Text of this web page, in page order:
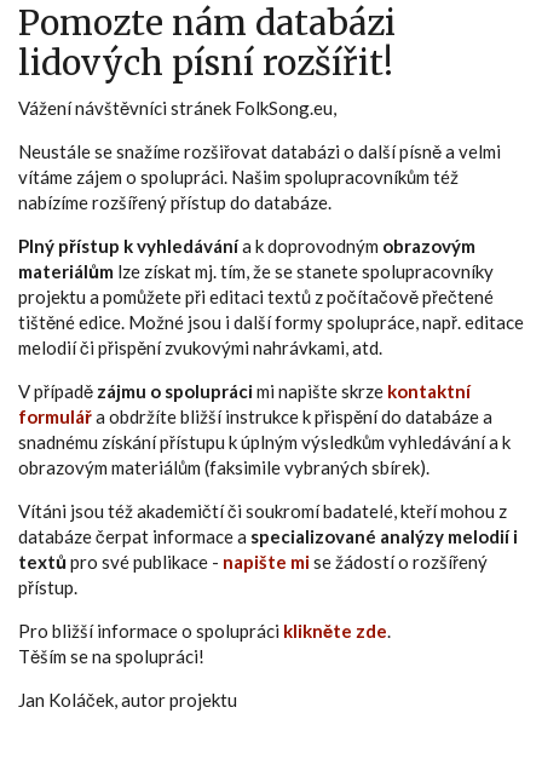
Pomozte nám databázi
lidových písní rozšířit!
Vážení návštěvníci stránek FolkSong.eu,
Neustále se snažíme rozšiřovat databázi o další písně a velmi
vítáme zájem o spolupráci. Našim spolupracovníkům též
nabízíme rozšířený přístup do databáze.
Plný přístup k vyhledávánía k doprovodným obrazovým
materiálům lze získat mj. tím, že se stanete spolupracovníky
projektu a pomůžete při editaci textů z počítačově přečtené
tištěné edice. Možné jsou i další formy spolupráce, např. editace
melodií či přispění zvukovými nahrávkami, atd.
V případě zájmu o spoluprácimi napište skrze kontaktní
formulářa obdržíte bližší instrukce k přispění do databáze a
snadnému získání přístupu k úplným výsledkům vyhledávání a k
obrazovým materiálům (faksimile vybraných sbírek).
Vítáni jsou též akademičtí či soukromí badatelé, kteří mohou z
databáze čerpat informace a specializované analýzy melodií i
textůpro své publikace - napište mise žádostí o rozšířený
přístup.
Pro bližší informace o spolupráci klikněte zde.
Těším se na spolupráci!
Jan Koláček, autor projektu